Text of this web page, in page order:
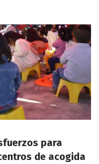
para
de acogida